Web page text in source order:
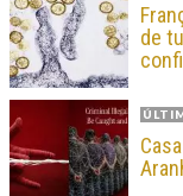
de